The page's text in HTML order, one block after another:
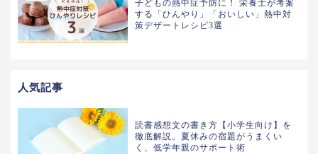
子どもの熱中症予防に！ 栄養士が考案
する「ひんやり」「おいしい」熱中対
策デザートレシピ3選
人気記事
読書感想文の書き方【小学生向け】を
徹底解説。夏休みの宿題がうまくい
く、低学年親のサポート術